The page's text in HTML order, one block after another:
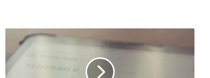
BlackRock
apresenta
ETF
de
Bitcoin